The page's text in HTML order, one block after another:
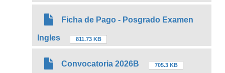
Ficha de Pago - Posgrado Examen
Ingles 811.73 KB
Convocatoria 2026B 705.3 KB